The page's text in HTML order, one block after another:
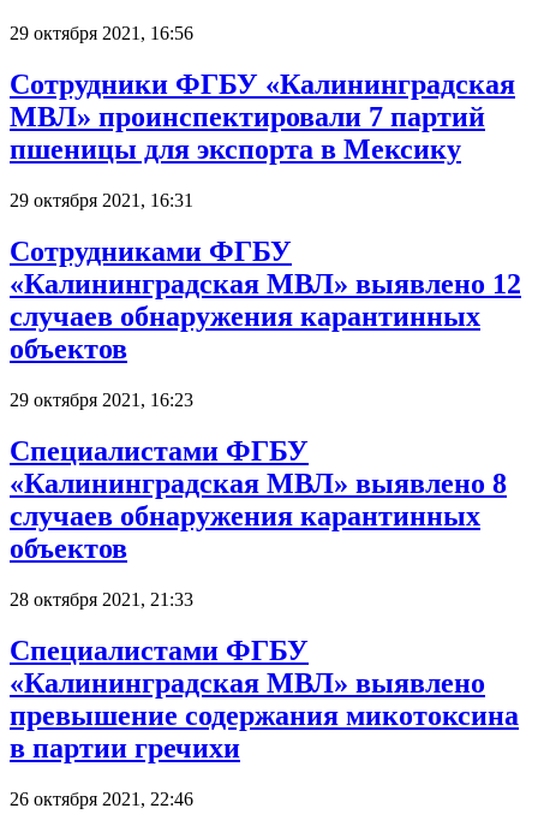
29 октября 2021, 16:56
Сотрудники ФГБУ «Калининградская
МВЛ» проинспектировали 7 партий
пшеницы для экспорта в Мексику
29 октября 2021, 16:31
Сотрудниками ФГБУ
«Калининградская МВЛ» выявлено 12
случаев обнаружения карантинных
объектов
29 октября 2021, 16:23
Специалистами ФГБУ
«Калининградская МВЛ» выявлено 8
случаев обнаружения карантинных
объектов
28 октября 2021, 21:33
Специалистами ФГБУ
«Калининградская МВЛ» выявлено
превышение содержания микотоксина
в партии гречихи
26 октября 2021, 22:46